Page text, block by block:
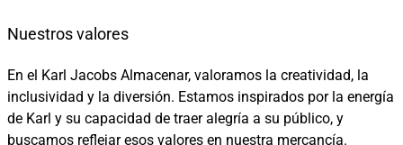
Nuestros valores
En el Karl Jacobs Almacenar, valoramos la creatividad, la
inclusividad y la diversión. Estamos inspirados por la energía
de Karl y su capacidad de traer alegría a su público, y
buscamos reflejar esos valores en nuestra mercancía.